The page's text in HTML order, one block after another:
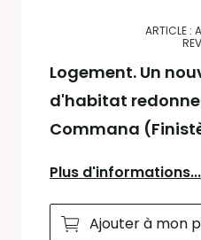
ARTICLE :
Logement. Un
d'habitat
Commana
Plus d'informations...
Ajouter à mon